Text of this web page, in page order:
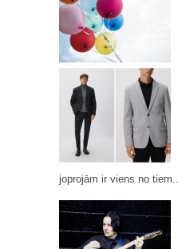
joprojām ir viens no tiem...